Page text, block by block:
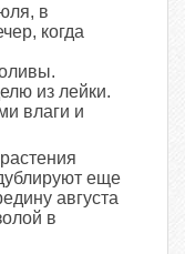
в
когда
из лейки.
влаги и
еще
августа
в